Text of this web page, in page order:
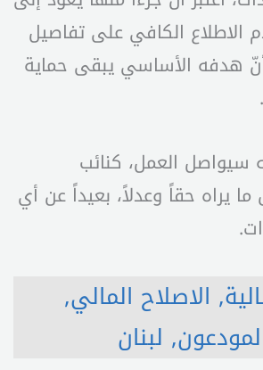
الكافي على تفاصيل
أنّ هدفه الأساسي يبقى حماية
سيواصل العمل، كنائب
يراه حقاً وعدلاً، بعيداً عن أي
, الاصلاح المالي,
, لبنان